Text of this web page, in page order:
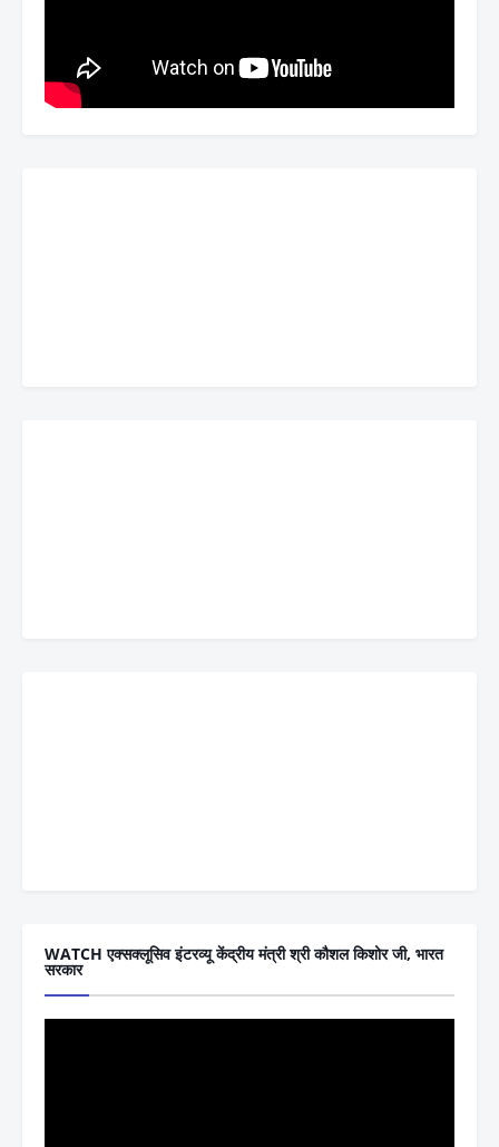
WATCH एक्सक्लूसिव इंटरव्यू केंद्रीय मंत्री श्री कौशल किशोर जी, भारत
सरकार